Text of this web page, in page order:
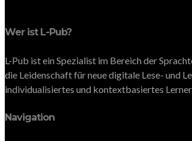
Wer ist L-Pub?
L-Pub ist ein Spezialist im Bereich der
die Leidenschaft für neue digitale Lese- und
individualisiertes und kontextbasiertes
Navigation